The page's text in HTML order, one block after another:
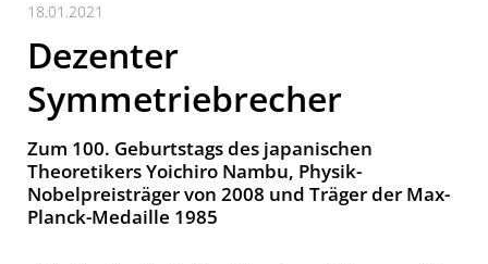
18.01.2021
Dezenter
Symmetriebrecher
Zum 100. Geburtstags des japanischen
Theoretikers Yoichiro Nambu, Physik-
Nobelpreisträger von 2008 und Träger der Max-
Planck-Medaille 1985